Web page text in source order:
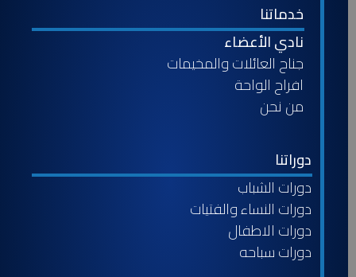
خدماتنا
نادي الأعضاء
جناح العائلات والمخيمات
افراح الواحة
من نحن
دوراتنا
دورات الشباب
دورات النساء والفتيات
دورات الاطفال
دورات سباحه